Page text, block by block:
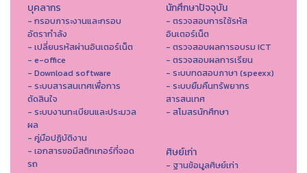
บุคลากร
- กรอบภาระงานและกรอบ
อัตรากำลัง
- เปลี่ยนรหัสผ่านอินเตอร์เน็ต
- e-office
- Download software
- ระบบสารสนเทศเพื่อการ
ตัดสินใจ
- ระบบงานทะเบียนและประมวล
ผล
- คู่มือปฏิบัติงาน
- เอกสารขอมีสติกเกอร์ที่จอด
รถ
นักศึกษาปัจจุบัน
- ตรวจสอบการใช้รหัส
อินเตอร์เน็ต
- ตรวจสอบผลการอบรม ICT
- ตรวจสอบผลการเรียน
- ระบบทดสอบภาษา (speexx)
- ระบบยืมคืนทรัพยากร
สารสนเทศ
- สโมสรนักศึกษา
ศิษย์เก่า
- ฐานข้อมูลศิษย์เก่า